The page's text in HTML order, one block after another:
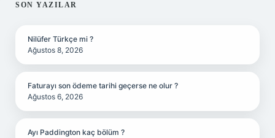
SIDEBAR
SON YAZILAR
Nilüfer Türkçe mi ?
Ağustos 8, 2026
Faturayı son ödeme tarihi geçerse ne olur ?
Ağustos 6, 2026
Ayı Paddington kaç bölüm ?